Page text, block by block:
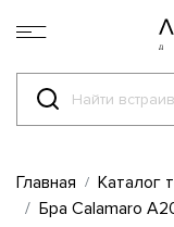
Главная Каталог
Бра Calamaro